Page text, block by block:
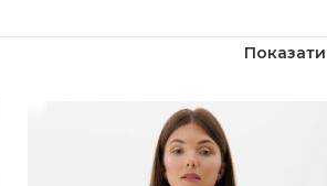
Показати